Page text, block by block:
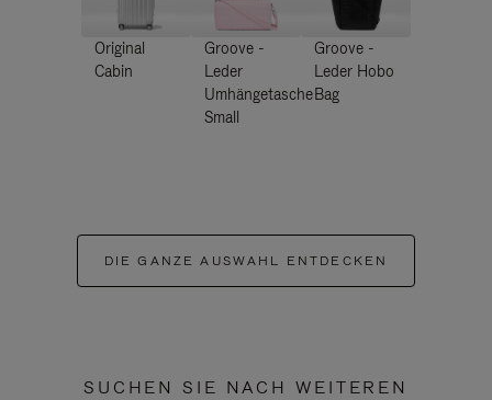
Original
Cabin
Groove -
Leder
Umhängetasche
Small
Groove -
Leder Hobo
Bag
DIE GANZE AUSWAHL ENTDECKEN
SUCHEN SIE NACH WEITEREN